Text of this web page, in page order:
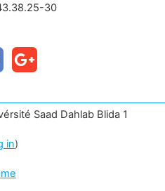
30
Saad Dahlab Blida 1
in)